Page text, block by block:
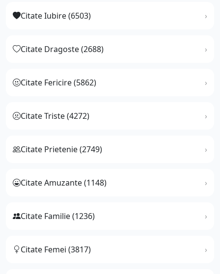
Citate Iubire (6503)
Citate Dragoste (2688)
Citate Fericire (5862)
Citate Triste (4272)
Citate Prietenie (2749)
Citate Amuzante (1148)
Citate Familie (1236)
Citate Femei (3817)